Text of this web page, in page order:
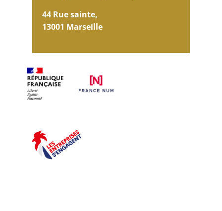
44 Rue sainte,
13001 Marseille